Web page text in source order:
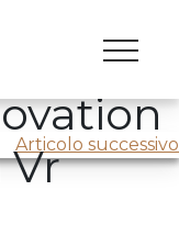
e
Vr
innovation
Articolo successivo